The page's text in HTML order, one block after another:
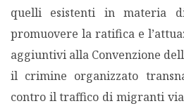
quelli esistenti in materia
promuovere la ratifica e
aggiuntivi alla Convenzione
il crimine organizzato
contro il traffico di migranti